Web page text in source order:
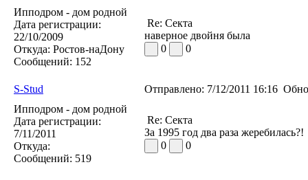
Ипподром - дом родной
Дата регистрации:
22/10/2009
Откуда: Ростов-наДону
Сообщений: 152
Re: Секта
наверное двойня была
0
0
S-Stud Отправлено: 7/12/2011 16:16
Ипподром - дом родной
Дата регистрации:
7/11/2011
Откуда:
Сообщений: 519
Re: Секта
За 1995 год два раза жеребилась?!
0
0